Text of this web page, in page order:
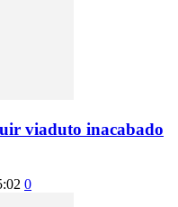
viaduto inacabado
0